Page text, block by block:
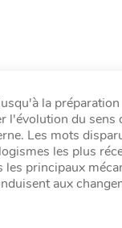
la
du sens
Les mots
les plus
principaux
aux